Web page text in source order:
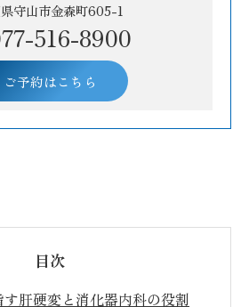
守山市金森町605-1
516-8900
ご予約はこちら
目次
肝硬変と消化器内科の役割